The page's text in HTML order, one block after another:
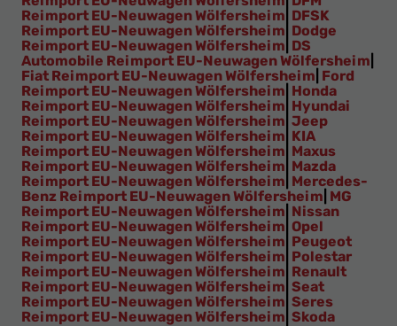
Reimport EU-Neuwagen Wölfersheim DFSK
Reimport EU-Neuwagen Wölfersheim Dodge
Reimport EU-Neuwagen Wölfersheim DS
Automobile Reimport EU-Neuwagen Wölfersheim
Fiat Reimport EU-Neuwagen Wölfersheim Ford
Reimport EU-Neuwagen Wölfersheim Honda
Reimport EU-Neuwagen Wölfersheim Hyundai
Reimport EU-Neuwagen Wölfersheim Jeep
Reimport EU-Neuwagen Wölfersheim KIA
Reimport EU-Neuwagen Wölfersheim Maxus
Reimport EU-Neuwagen Wölfersheim Mazda
Reimport EU-Neuwagen Wölfersheim Mercedes-
Benz Reimport EU-Neuwagen Wölfersheim MG
Reimport EU-Neuwagen Wölfersheim Nissan
Reimport EU-Neuwagen Wölfersheim Opel
Reimport EU-Neuwagen Wölfersheim Peugeot
Reimport EU-Neuwagen Wölfersheim Polestar
Reimport EU-Neuwagen Wölfersheim Renault
Reimport EU-Neuwagen Wölfersheim Seat
Reimport EU-Neuwagen Wölfersheim Seres
Reimport EU-Neuwagen Wölfersheim Skoda